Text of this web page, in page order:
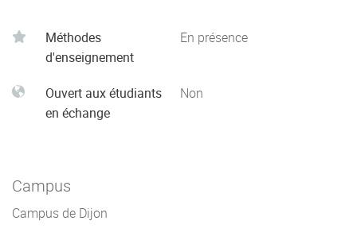
Méthodes
d'enseignement
En présence
Ouvert aux étudiants
en échange
Non
Campus
Campus de Dijon